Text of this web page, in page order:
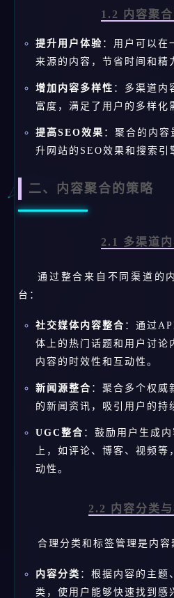
1.2 内容聚
提升用户体验 ：用户可以在
来源的内容，节省时间和精
增加内容多样性 ：多渠道内
富度，满足了用户的多样化
提高SEO效果 ：聚合的内容
升网站的SEO效果和搜索引
二、内容聚合的策略
2.1 多渠道
通过整合来自不同渠道的
台：
社交媒体内容整合 ：通过
体上的热门话题和用户讨论
内容的时效性和互动性。
新闻源整合 ：聚合多个权威
的新闻资讯，吸引用户的持
UGC整合 ：鼓励用户生成
上，如评论、博客、视频
动性。
2.2 内容分类
合理分类和标签管理是内容
内容分类 ：根据内容的主题
类，使用户能够快速找到感